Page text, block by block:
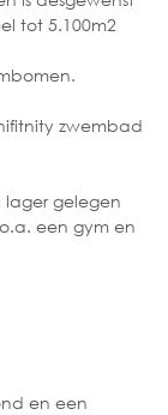
tot 5.100m2
zwembad
gelegen
een gym en
en een